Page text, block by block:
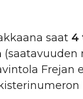
saat 4
(saatavuuden
Frejan